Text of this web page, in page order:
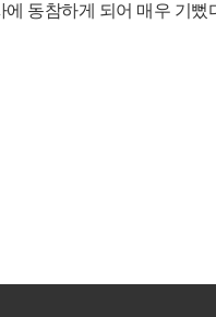
에 동참하게 되어 매우 기뻤